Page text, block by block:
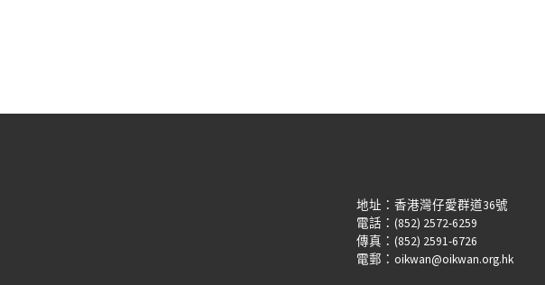
地址：香港灣仔愛群道36號
電話：(852) 2572-6259
傳真：(852) 2591-6726
電郵：oikwan@oikwan.org.hk